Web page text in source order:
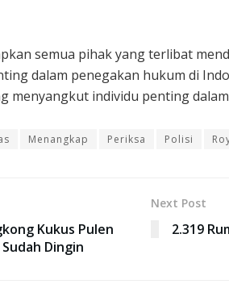
semua pihak yang terlibat
dalam penegakan hukum di
menyangkut individu penting
Menangkap Periksa Polisi
Kukus Pulen
Dingin
Next Post
2.319